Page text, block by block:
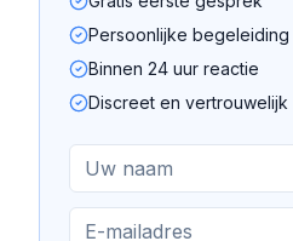
Persoonlijke begeleiding
Binnen 24 uur reactie
Discreet en vertrouwelijk